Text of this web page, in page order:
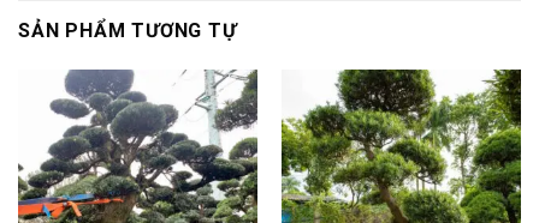
SẢN PHẨM TƯƠNG TỰ